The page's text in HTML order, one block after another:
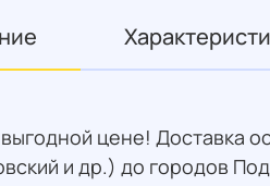
цене! Доставка
и др.) до городов